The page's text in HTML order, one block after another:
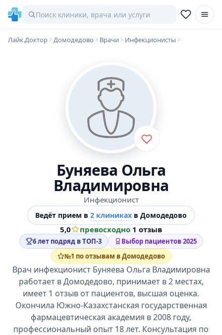
Лайк.Доктор Домодедово Врачи Инфекционисты
Буняева Ольга
Владимировна
Инфекционист
Ведёт прием в 2 клиниках в Домодедово
5,0 превосходно·1 отзыв
6 лет подряд в ТОП-3
Выбор пациентов 2025
№1 по отзывам в Домодедово
Врач инфекционист Буняева Ольга Владимировна
работает в Домодедово, принимает в 2 местах,
имеет 1 отзыв от пациентов, высшая оценка.
Окончила Южно-Казахстанская государственная
фармацевтическая академия в 2008 году,
профессиональный опыт 18 лет. Консультация по